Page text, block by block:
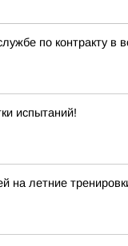
по контракту в
испытаний!
на летние